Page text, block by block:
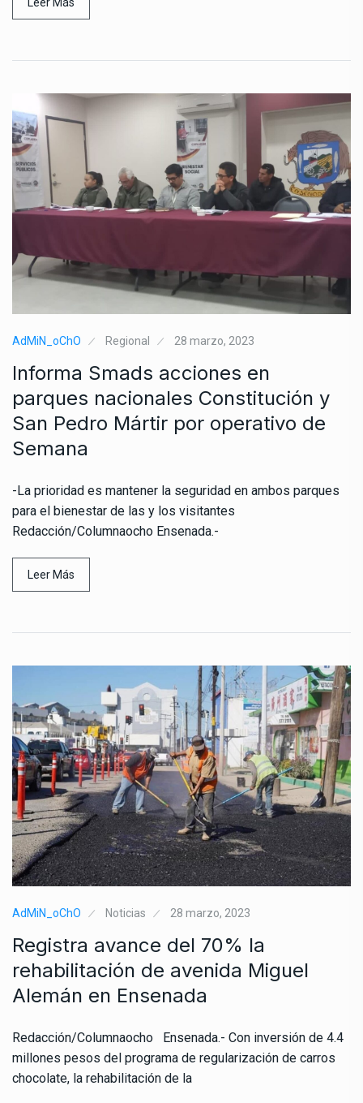
Leer Más
AdMiN_oChO Regional 28 marzo, 2023
Informa Smads acciones en
parques nacionales Constitución y
San Pedro Mártir por operativo de
Semana
-La prioridad es mantener la seguridad en ambos parques
para el bienestar de las y los visitantes
Redacción/Columnaocho Ensenada.-
Leer Más
AdMiN_oChO Noticias 28 marzo, 2023
Registra avance del 70% la
rehabilitación de avenida Miguel
Alemán en Ensenada
Redacción/Columnaocho Ensenada.- Con inversión de 4.4
millones pesos del programa de regularización de carros
chocolate, la rehabilitación de la